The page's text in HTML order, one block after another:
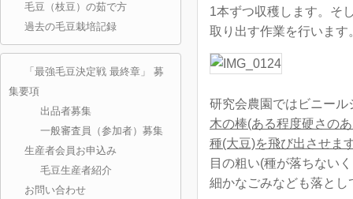
1本ずつ収穫します。そ
取り出す作業を行います
研究会農園ではビニー
木の棒(ある程度硬さの
種(大豆)を飛び出させま
目の粗い(種が落ちない
細かなごみなども落とし
毛豆（枝豆）の茹で方
過去の毛豆栽培記録
「最強毛豆決定戦 最終章」 募
集要項
出品者募集
一般審査員（参加者）募集
生産者会員お申込み
毛豆生産者紹介
お問い合わせ